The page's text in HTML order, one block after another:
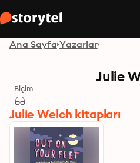
Ana Sayfa Yazarlar
Julie
Biçim
Julie Welch kitapları